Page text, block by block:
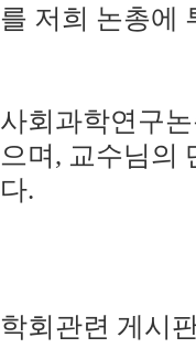
를 저희 논총에
사회과학연구
으며, 교수님의
다.
학회관련 게시